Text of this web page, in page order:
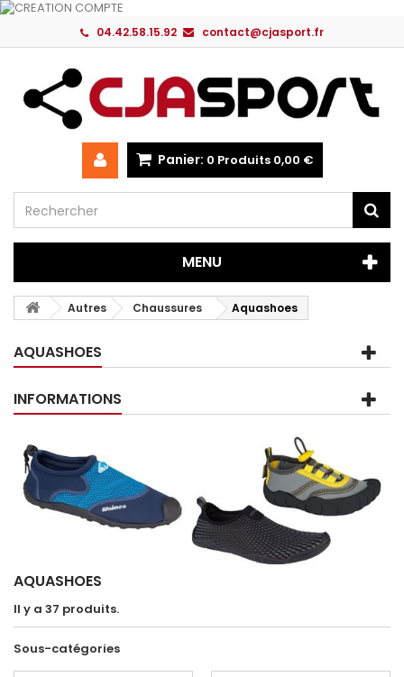
04.42.58.15.92 contact@cjasport.fr
Panier: 0 Produits 0,00 €
MENU
Autres Chaussures Aquashoes
AQUASHOES
INFORMATIONS
AQUASHOES
Il y a 37 produits.
Sous-catégories